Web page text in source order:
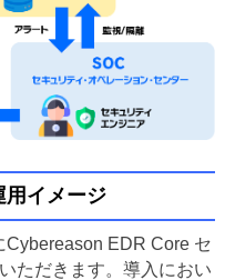
用イメージ
EDR Core セ
ただきます。導入におい